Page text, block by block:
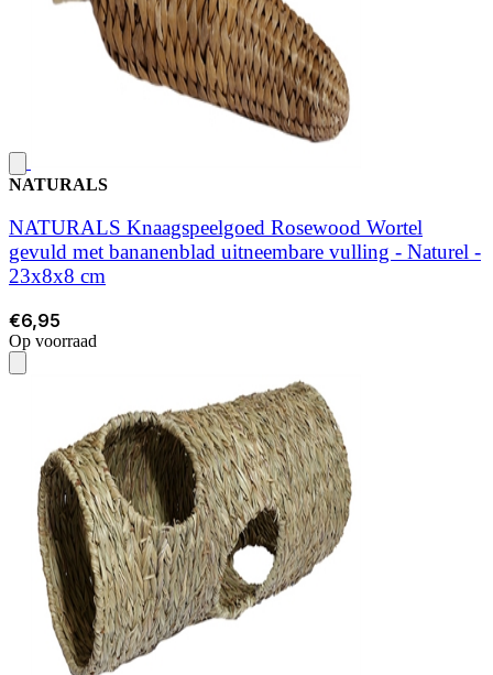
NATURALS
NATURALS Knaagspeelgoed Rosewood Wortel
gevuld met bananenblad uitneembare vulling - Naturel -
23x8x8 cm
€6,95
Op voorraad